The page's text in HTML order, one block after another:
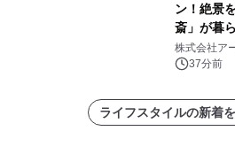
ン！絶景
斎」が暮
開
株式会社ア
37分前
ライフスタイルの新着